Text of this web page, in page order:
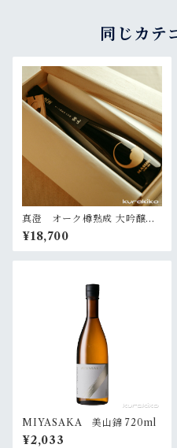
同じカテ
真澄 オーク樽熟成 大吟醸
『静山』720ml（桐箱入）
¥18,700
MIYASAKA 美山錦 720ml
¥2,033